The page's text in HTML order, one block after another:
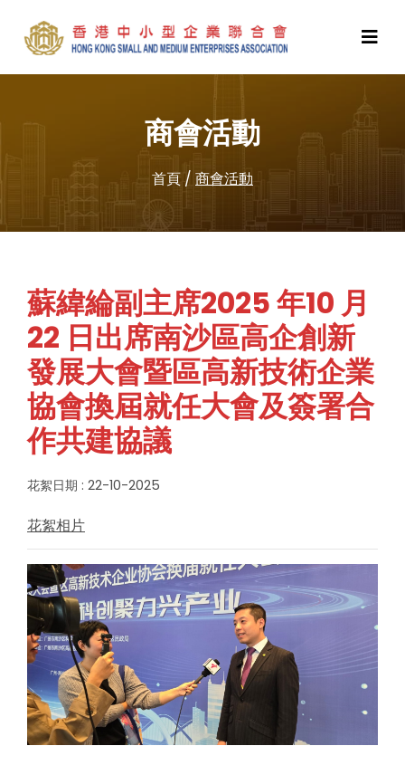
商會活動
首頁/ 商會活動
蘇緯綸副主席2025 年10 月
22 日出席南沙區高企創新
發展大會暨區高新技術企業
協會換屆就任大會及簽署合
作共建協議
花絮日期 : 22-10-2025
花絮相片